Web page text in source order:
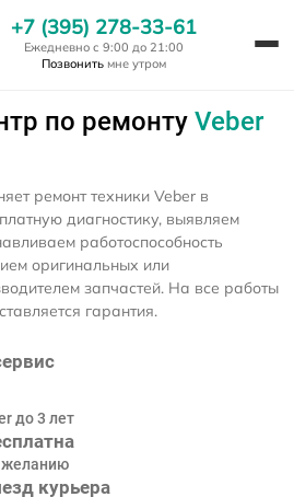
+7 (395) 278-33-61
Ежедневно с 9:00 до 21:00
Позвонить мне утром
по ремонту Veber
ремонт техники Veber в
диагностику, выявляем
работоспособность
оригинальных или
запчастей. На все работы
гарантия.
до 3 лет
желанию
курьера